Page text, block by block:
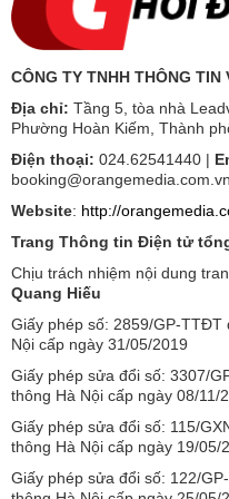
CÔNG TY TNHH THÔNG TIN
Địa chỉ: Tầng 5, tòa nhà
Phường Hoàn Kiếm, Thành
Điện thoại: 024.62541440 |
booking@orangemedia.com.vn
Website: http://
Trang Thông tin Điện tử
Chịu trách nhiệm nội dung
Quang Hiếu
Giấy phép số: 2859/GP-TTĐT
Nội cấp ngày 31/05/2019
Giấy phép sửa đổi số: 3307/
thông Hà Nội cấp ngày 08/11/
Giấy phép sửa đổi số: 115/
thông Hà Nội cấp ngày 19/05/
Giấy phép sửa đổi số: 122/